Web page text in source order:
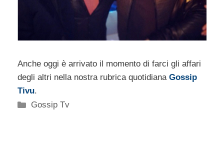
Anche oggi è arrivato il momento di farci gli affari
degli altri nella nostra rubrica quotidiana Gossip
Tivu.
Categorie
Gossip Tv